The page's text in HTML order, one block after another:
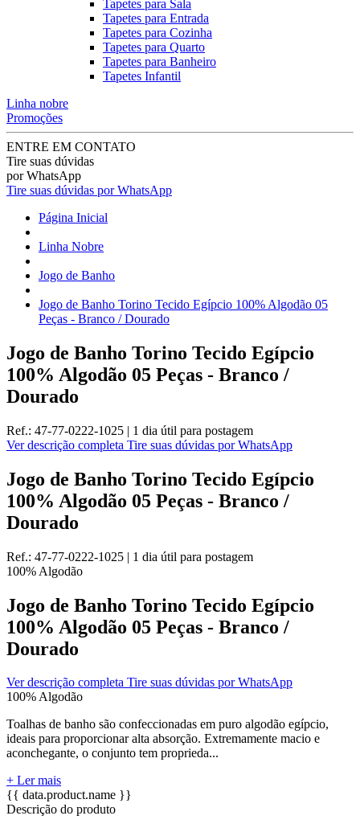
Tapetes para Sala
Tapetes para Entrada
Tapetes para Cozinha
Tapetes para Quarto
Tapetes para Banheiro
Tapetes Infantil
Linha nobre
Promoções
ENTRE EM CONTATO
Tire suas dúvidas
por WhatsApp
Tire suas dúvidas por WhatsApp
Página Inicial
Linha Nobre
Jogo de Banho
Jogo de Banho Torino Tecido Egípcio 100% Algodão 05
Peças - Branco / Dourado
Jogo de Banho Torino Tecido Egípcio
100% Algodão 05 Peças - Branco /
Dourado
Ref.: 47-77-0222-1025 | 1 dia útil para postagem
Ver descrição completa Tire suas dúvidas por WhatsApp
Jogo de Banho Torino Tecido Egípcio
100% Algodão 05 Peças - Branco /
Dourado
Ref.: 47-77-0222-1025 | 1 dia útil para postagem
100% Algodão
Jogo de Banho Torino Tecido Egípcio
100% Algodão 05 Peças - Branco /
Dourado
Ver descrição completa Tire suas dúvidas por WhatsApp
100% Algodão
Toalhas de banho são confeccionadas em puro algodão egípcio,
ideais para proporcionar alta absorção. Extremamente macio e
aconchegante, o conjunto tem proprieda...
+ Ler mais
{{ data.product.name }}
Descrição do produto